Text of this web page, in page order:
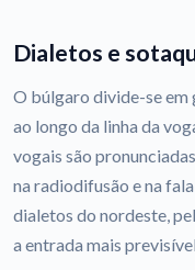
Dialetos e
O búlgaro divide-se
ao longo da linha da
vogais são
na radiodifusão e na
dialetos do nordeste,
a entrada mais